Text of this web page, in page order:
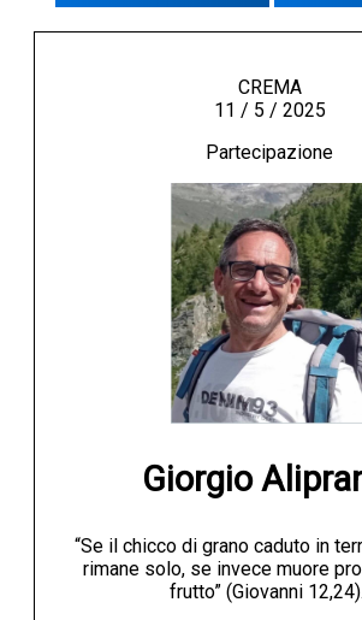
LA PIAZZA
ANIMALI
NECROLOGI
ACCEDI
CREMA
11 / 5 / 2025
Partecipazione
Giorgio
“Se il chicco di grano caduto in
rimane solo, se invece muore
frutto” (Giovanni 12,24).